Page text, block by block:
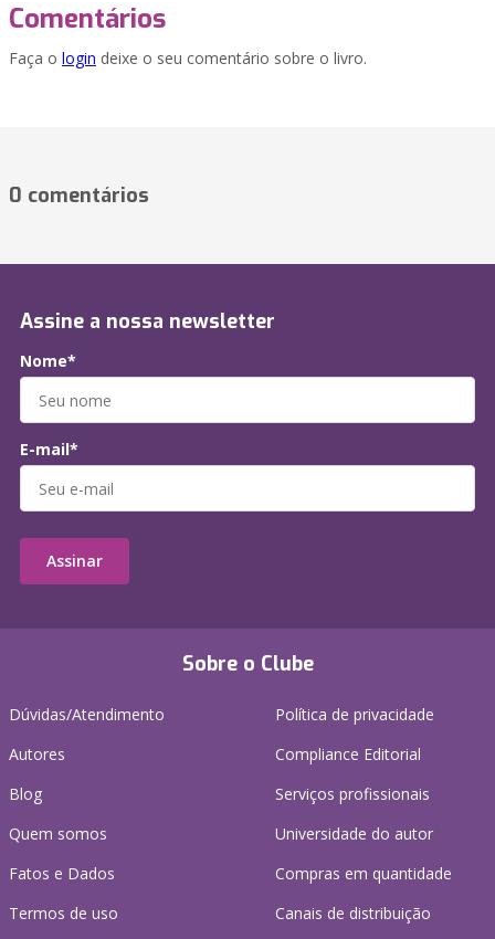
Comentários
Faça o login deixe o seu comentário sobre o livro.
0 comentários
Sobre o Clube
Dúvidas/Atendimento
Autores
Blog
Quem somos
Fatos e Dados
Termos de uso
Política de privacidade
Compliance Editorial
Serviços profissionais
Universidade do autor
Compras em quantidade
Canais de distribuição
Assine a nossa newsletter
Nome*
E-mail*
Assinar